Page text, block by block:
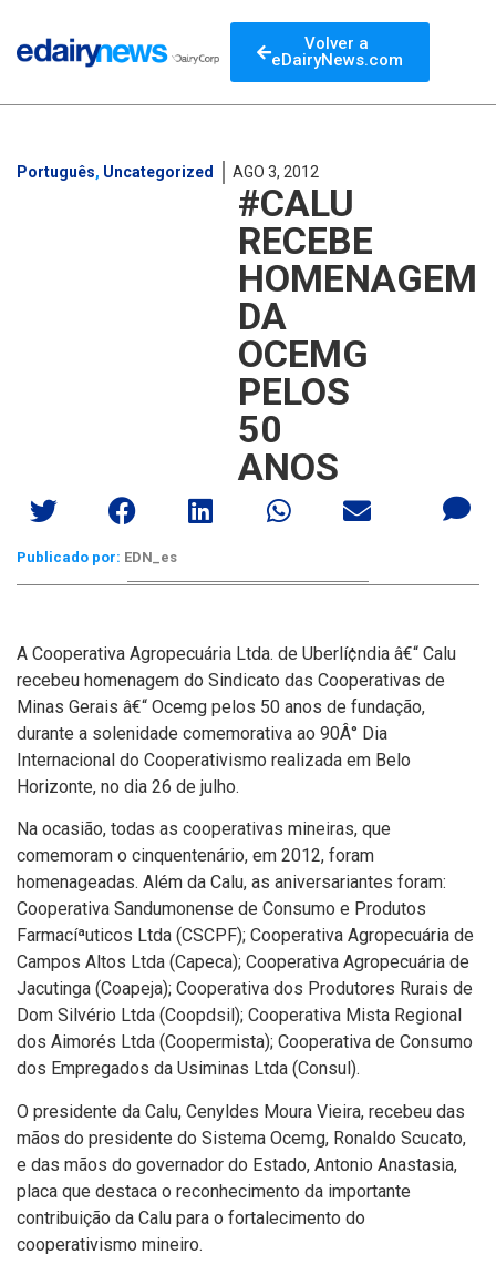
Volver a
eDairyNews.com
Português, Uncategorized AGO 3, 2012
#CALU
RECEBE
HOMENAGEM
DA
OCEMG
PELOS
50
ANOS
Publicado por: EDN_es
A Cooperativa Agropecuária Ltda. de Uberlí¢ndia â€“ Calu
recebeu homenagem do Sindicato das Cooperativas de
Minas Gerais â€“ Ocemg pelos 50 anos de fundação,
durante a solenidade comemorativa ao 90Â° Dia
Internacional do Cooperativismo realizada em Belo
Horizonte, no dia 26 de julho.
Na ocasião, todas as cooperativas mineiras, que
comemoram o cinquentenário, em 2012, foram
homenageadas. Além da Calu, as aniversariantes foram:
Cooperativa Sandumonense de Consumo e Produtos
Farmacíªuticos Ltda (CSCPF); Cooperativa Agropecuária de
Campos Altos Ltda (Capeca); Cooperativa Agropecuária de
Jacutinga (Coapeja); Cooperativa dos Produtores Rurais de
Dom Silvério Ltda (Coopdsil); Cooperativa Mista Regional
dos Aimorés Ltda (Coopermista); Cooperativa de Consumo
dos Empregados da Usiminas Ltda (Consul).
O presidente da Calu, Cenyldes Moura Vieira, recebeu das
mãos do presidente do Sistema Ocemg, Ronaldo Scucato,
e das mãos do governador do Estado, Antonio Anastasia,
placa que destaca o reconhecimento da importante
contribuição da Calu para o fortalecimento do
cooperativismo mineiro.